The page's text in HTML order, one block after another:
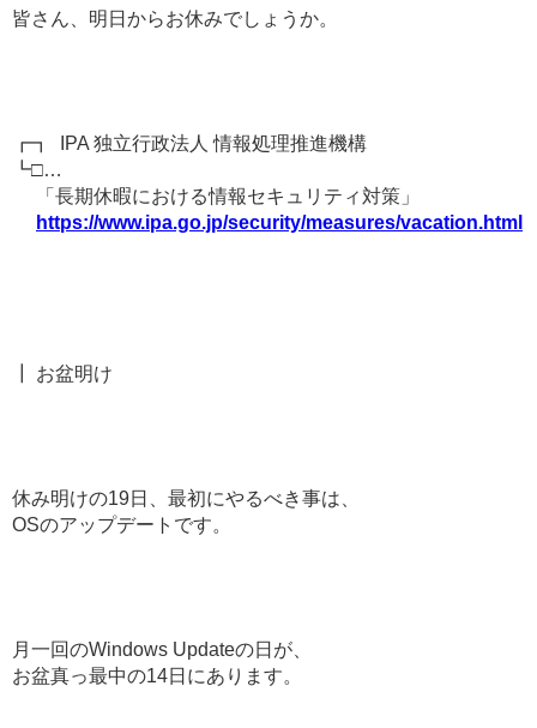
皆さん、明日からお休みでしょうか。
┏┓ IPA 独立行政法人 情報処理推進機構
┗□…
「長期休暇における情報セキュリティ対策」
https://www.ipa.go.jp/security/measures/vacation.html
┃ お盆明け
休み明けの19日、最初にやるべき事は、
OSのアップデートです。
月一回のWindows Updateの日が、
お盆真っ最中の14日にあります。